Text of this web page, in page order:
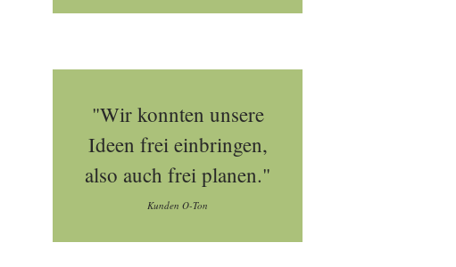
"Wir konnten unsere
Ideen frei einbringen,
also auch frei planen."
Kunden O-Ton